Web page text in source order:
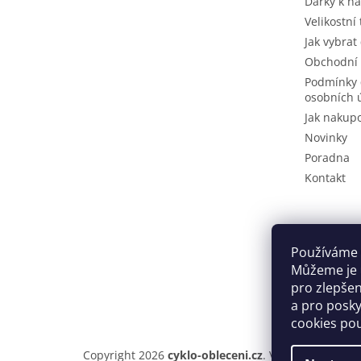
Používáme
Můžeme
pro
a pro
cookies
Velikostní
Jak
osobních
Jak
Novinky
Poradna
Kontakt
Copyright 2026 cyklo-obleceni.cz. Všechna práva